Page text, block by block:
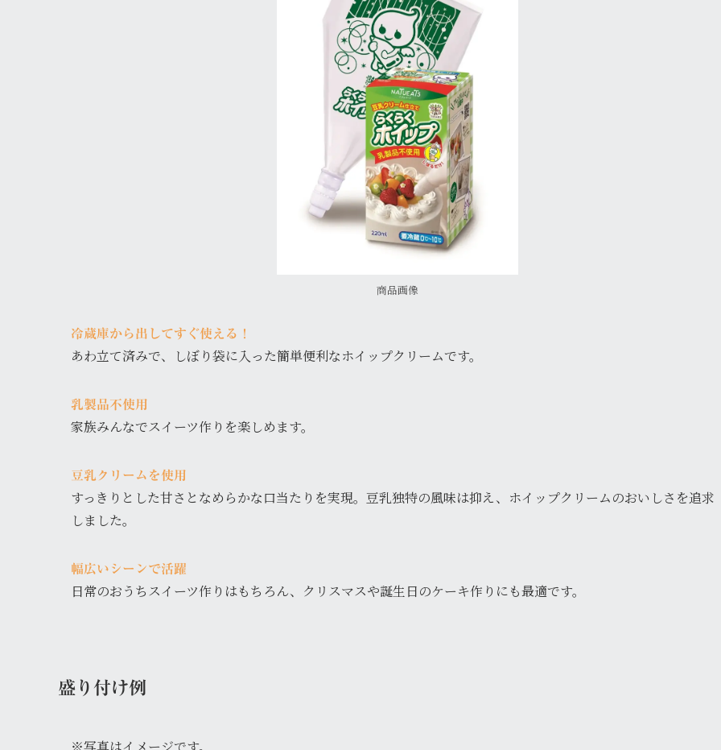
商品画像
冷蔵庫から出してすぐ使える！
あわ立て済みで、しぼり袋に入った簡単便利なホイップクリームです。
乳製品不使用
家族みんなでスイーツ作りを楽しめます。
豆乳クリームを使用
すっきりとした甘さとなめらかな口当たりを実現。豆乳独特の風味は抑え、ホイップクリームのおいしさを追求
しました。
幅広いシーンで活躍
日常のおうちスイーツ作りはもちろん、クリスマスや誕生日のケーキ作りにも最適です。
盛り付け例